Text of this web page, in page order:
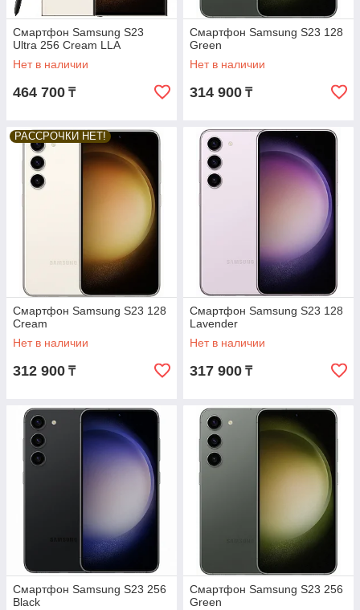
Смартфон Samsung S23
Ultra 256 Cream LLA
Нет в наличии
464 700 ₸
Смартфон Samsung S23 128
Green
Нет в наличии
314 900 ₸
РАССРОЧКИ НЕТ!
Смартфон Samsung S23 128
Cream
Нет в наличии
312 900 ₸
Смартфон Samsung S23 128
Lavender
Нет в наличии
317 900 ₸
Смартфон Samsung S23 256
Black
Смартфон Samsung S23 256
Green